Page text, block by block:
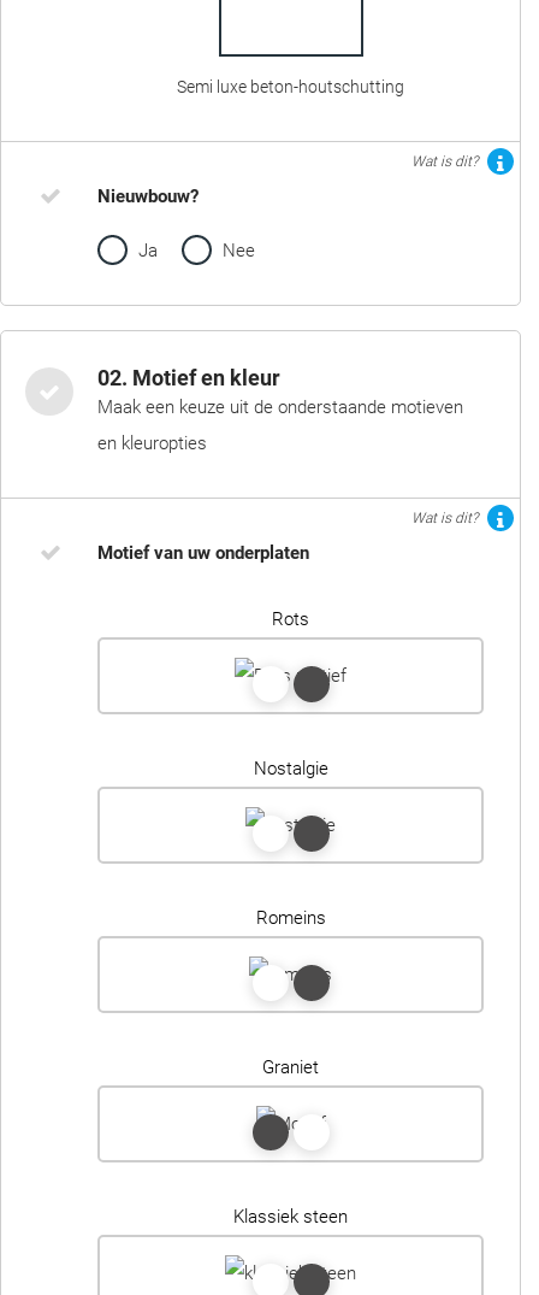
Semi luxe beton-houtschutting
Wat is dit?
Nieuwbouw?
Ja Nee
02. Motief en kleur
Maak een keuze uit de onderstaande motieven
en kleuropties
Wat is dit?
Motief van uw onderplaten
Rots
Nostalgie
Romeins
Graniet
Klassiek steen